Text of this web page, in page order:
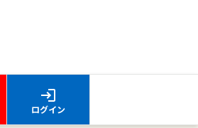
ログイン